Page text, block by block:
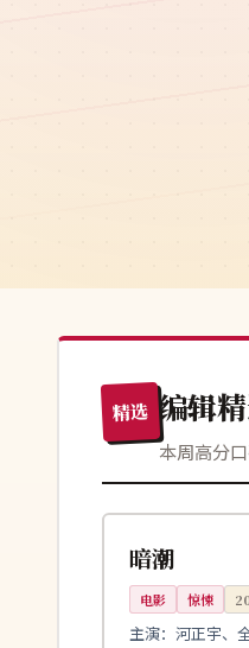
精选 编辑
本周高分
韩国
高分
暗潮
电影 惊悚
主演： 河正宇、